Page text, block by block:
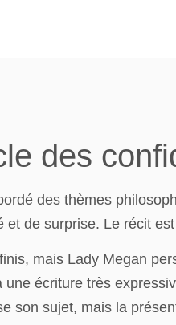
des
des thèmes
et de surprise. Le récit
mais Lady Megan
une écriture très
son sujet, mais la